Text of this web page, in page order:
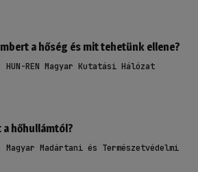
a hőség és mit tehetünk ellene?
HUN-REN Magyar Kutatási Hálózat
a hőhullámtól?
Magyar Madártani és Természetvédelmi